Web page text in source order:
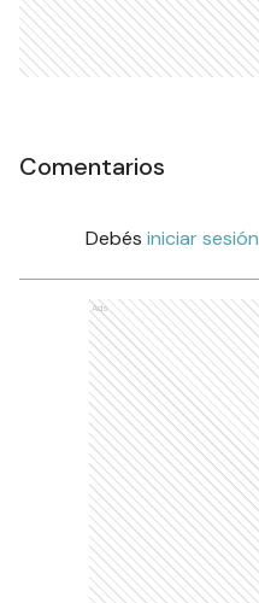
Comentarios
Debés iniciar sesión
Ads